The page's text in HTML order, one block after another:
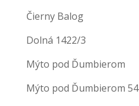
Čierny Balog
Dolná 1422/3
Mýto pod Ďumbierom
Mýto pod Ďumbierom 54